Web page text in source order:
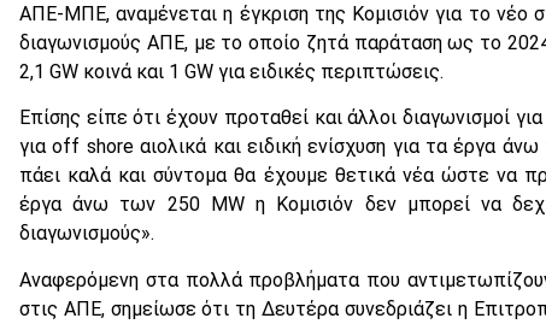
ΑΠΕ-ΜΠΕ, αναμένεται η έγκριση της Κομισιόν για το νέο
διαγωνισμούς ΑΠΕ, με το οποίο ζητά παράταση ως το 2024
2,1 GW κοινά και 1 GW για ειδικές περιπτώσεις.
Επίσης είπε ότι έχουν προταθεί και άλλοι διαγωνισμοί
για off shore αιολικά και ειδική ενίσχυση για τα έργα
πάει καλά και σύντομα θα έχουμε θετικά νέα ώστε να
έργα άνω των 250 MW η Κομισιόν δεν μπορεί να
διαγωνισμούς».
Αναφερόμενη στα πολλά προβλήματα που
στις ΑΠΕ, σημείωσε ότι τη Δευτέρα συνεδριάζει η